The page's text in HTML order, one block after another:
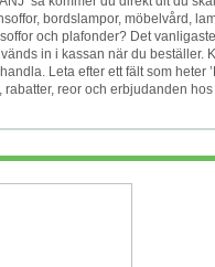
bordslampor, möbelvård,
och plafonder? Det
in i kassan när du beställer.
Leta efter ett fält som heter
rabatter, reor och erbjudanden